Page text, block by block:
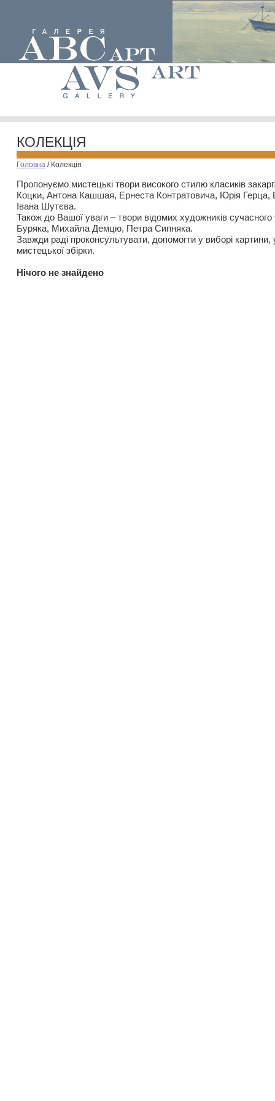
КОЛЕКЦІЯ
Головна / Колекція
Пропонуємо мистецькі твори високого стилю класиків
Коцки, Антона Кашшая, Ернеста Контратовича, Юрія
Івана Шутєва.
Також до Вашої уваги – твори відомих художників
Буряка, Михайла Демцю, Петра Сипняка.
Завжди раді проконсультувати, допомогти у виборі картини,
мистецької збірки.
Нiчого не знайдено